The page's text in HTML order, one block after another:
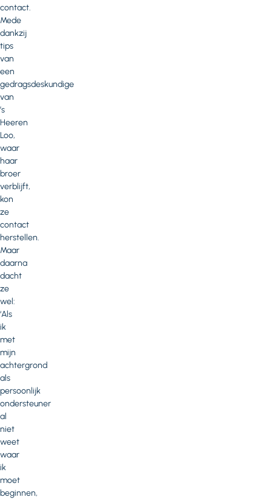
contact.
Mede
dankzij
tips
van
een
gedragsdeskundige
van
’s
Heeren
Loo,
waar
haar
broer
verblijft,
kon
ze
contact
herstellen.
Maar
daarna
dacht
ze
wel:
‘Als
ik
met
mijn
achtergrond
als
persoonlijk
ondersteuner
al
niet
weet
waar
ik
moet
beginnen,